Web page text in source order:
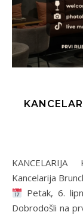
Kancelarija
Petak, 6.
Dobrodošli na